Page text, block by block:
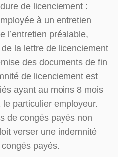
de licenciement :
à un entretien
l’entretien préalable,
la lettre de licenciement
des documents de fin
de licenciement est
ayant au moins 8 mois
le particulier employeur.
de congés payés non
verser une indemnité
payés.